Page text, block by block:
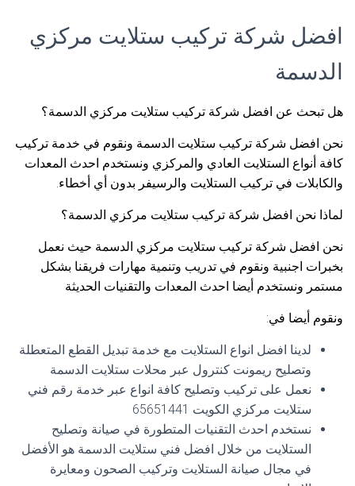
افضل شركة تركيب ستلايت مركزي
الدسمة
هل تبحث عن افضل شركة تركيب ستلايت مركزي الدسمة؟
نحن افضل شركة تركيب ستلايت الدسمة ونقوم في خدمة تركيب
كافة أنواع الستلايت العادي والمركزي ونستخدم احدث المعدات
والكابلات في تركيب الستلايت والرسيفر بدون أي أخطاء.
لماذا نحن افضل شركة تركيب ستلايت مركزي الدسمة؟
نحن افضل شركة تركيب ستلايت مركزي الدسمة حيث نعمل
بخبرات اجنبية ونقوم في تدريب وتنمية مهارات فريقنا بشكل
مستمر ونستخدم أيضا احدث المعدات والتقنيات الحديثة
ونقوم أيضا في:
لدينا افضل انواع الستلايت مع خدمة تبديل القطع المتعطلة
وتصليح ريمونت كنترول عبر محلات ستلايت الدسمة
نعمل على تركيب وتصليح كافة انواع عبر خدمة رقم فني
ستلايت مركزي الكويت 65651441
نستخدم احدث التقنيات المتطورة في صيانة وتصليح
الستلايت من خلال افضل فني ستلايت الدسمة هو الأفضل
في مجال صيانة الستلايت وتركيب الصحون ومعايرة